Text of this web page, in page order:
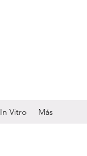
In Vitro Más